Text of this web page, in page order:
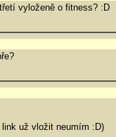
vyloženě o fitness? :D
už vložit neumím :D)